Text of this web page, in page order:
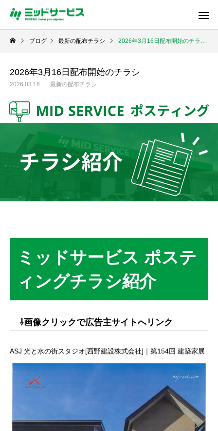
ブログ 最新の配布チラシ 2026年3月16日配布開始のチラシ
2026年3月16日配布開始のチラシ
2026.03.16 最新の配布チラシ
ミッドサービス ポステ
ィングチラシ紹介
⇩画像クリックで広告主サイトへリンク
ASJ 光と水の街スタジオ[西野建設株式会社]｜第154回 建築家展